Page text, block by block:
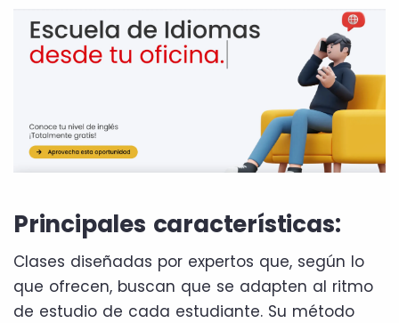
Principales características:
Clases diseñadas por expertos que, según lo
que ofrecen, buscan que se adapten al ritmo
de estudio de cada estudiante. Su método